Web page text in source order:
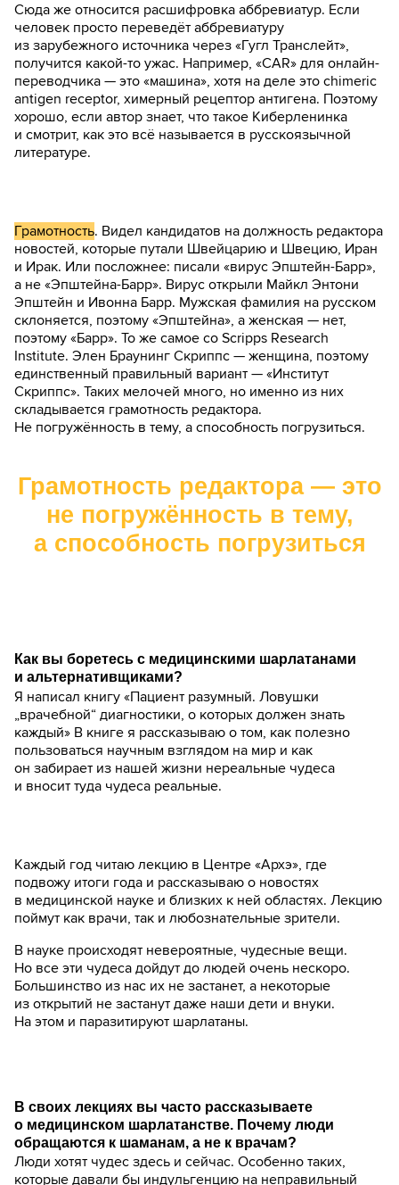
Сюда же относится расшифровка аббревиатур. Если
человек просто переведёт аббревиатуру
из зарубежного источника через «Гугл Транслейт»,
получится какой-то ужас. Например, «CAR» для онлайн-
переводчика — это «машина», хотя на деле это chimeric
antigen receptor, химерный рецептор антигена. Поэтому
хорошо, если автор знает, что такое Киберленинка
и смотрит, как это всё называется в русскоязычной
литературе.
Грамотность. Видел кандидатов на должность редактора
новостей, которые путали Швейцарию и Швецию, Иран
и Ирак. Или посложнее: писали «вирус Эпштейн-Барр»,
а не «Эпштейна-Барр». Вирус открыли Майкл Энтони
Эпштейн и Ивонна Барр. Мужская фамилия на русском
склоняется, поэтому «Эпштейна», а женская — нет,
поэтому «Барр». То же самое со Scripps Research
Institute. Элен Браунинг Скриппс — женщина, поэтому
единственный правильный вариант — «Институт
Скриппс». Таких мелочей много, но именно из них
складывается грамотность редактора.
Не погружённость в тему, а способность погрузиться.
Грамотность редактора — это
не погружённость в тему,
а способность погрузиться
Как вы боретесь с медицинскими шарлатанами
и альтернативщиками?
Я написал книгу «Пациент разумный. Ловушки
„врачебной“ диагностики, о которых должен знать
каждый» В книге я рассказываю о том, как полезно
пользоваться научным взглядом на мир и как
он забирает из нашей жизни нереальные чудеса
и вносит туда чудеса реальные.
Каждый год читаю лекцию в Центре «Архэ», где
подвожу итоги года и рассказываю о новостях
в медицинской науке и близких к ней областях. Лекцию
поймут как врачи, так и любознательные зрители.
В науке происходят невероятные, чудесные вещи.
Но все эти чудеса дойдут до людей очень нескоро.
Большинство из нас их не застанет, а некоторые
из открытий не застанут даже наши дети и внуки.
На этом и паразитируют шарлатаны.
В своих лекциях вы часто рассказываете
о медицинском шарлатанстве. Почему люди
обращаются к шаманам, а не к врачам?
Люди хотят чудес здесь и сейчас. Особенно таких,
которые давали бы индульгенцию на неправильный